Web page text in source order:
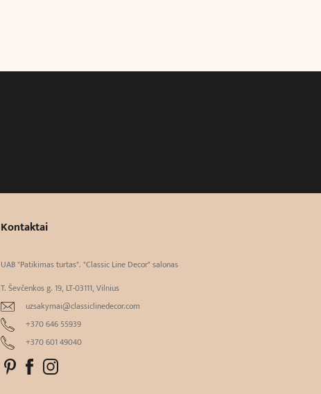
Kontaktai
UAB "Patikimas turtas". "Classic Line Decor" salonas
T. Ševčenkos g. 19, LT-03111, Vilnius
uzsakymai@classiclinedecor.com
+370 646 55939
+370 601 49040